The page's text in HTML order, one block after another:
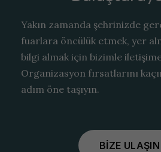
Yakın zamanda şehrinizde
fuarlara öncülük etmek, yer
bilgi almak için bizimle
Organizasyon fırsatlarını
adım öne taşıyın.
BIZE ULAŞIN